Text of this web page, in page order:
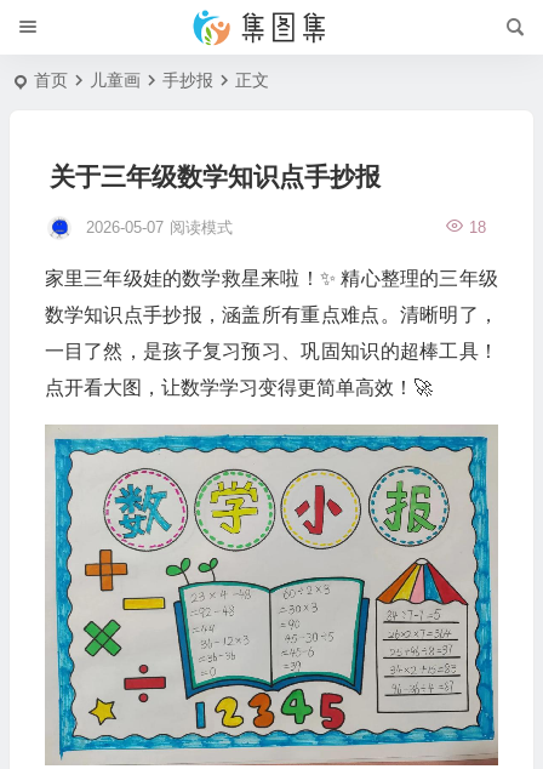
首页 儿童画 手抄报 正文
关于三年级数学知识点手抄报
2026-05-07 18
阅读模式
家里三年级娃的数学救星来啦！✨ 精心整理的三年级
数学知识点手抄报，涵盖所有重点难点。清晰明了，
一目了然，是孩子复习预习、巩固知识的超棒工具！
点开看大图，让数学学习变得更简单高效！🚀